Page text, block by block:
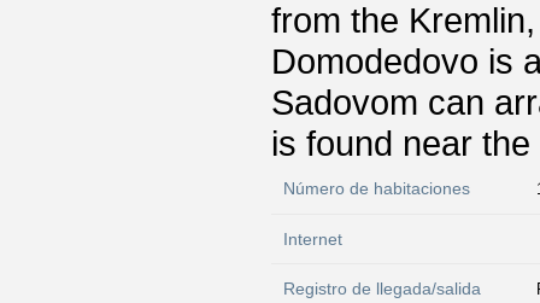
from the
Domodedovo is
Sadovom can
is found near
Número de habitaciones
Internet
Registro de llegada/salida